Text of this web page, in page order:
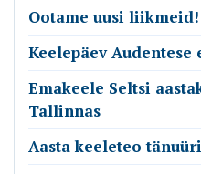
Ootame uusi liikmeid!
Keelepäev
Emakeele Seltsi
Tallinnas
Aasta keeleteo